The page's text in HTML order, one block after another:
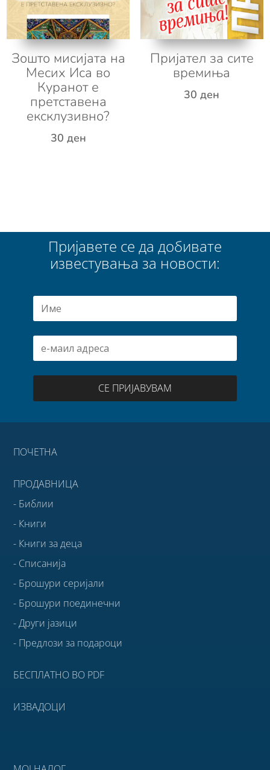
Зошто мисијата на
Месих Иса во
Куранот е
претставена
ексклузивно?
30 ден
Пријател за сите
времиња
30ден
Пријавете се да добивате
известувања за новости:
СЕ ПРИЈАВУВАМ
ПОЧЕТНА
ПРОДАВНИЦА
- Библии
- Книги
- Книги за деца
- Списанија
- Брошури серијали
- Брошури поединечни
- Други јазици
- Предлози за подароци
БЕСПЛАТНО ВО PDF
ИЗВАДОЦИ